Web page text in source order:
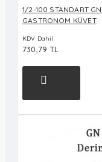
1/2-100 STANDART GN
GASTRONOM KÜVET
KDV Dahil
730,79 TL